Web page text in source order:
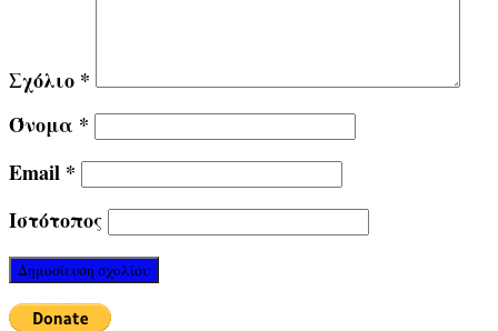
Σχόλιο *
Όνομα *
Email *
Ιστότοπος